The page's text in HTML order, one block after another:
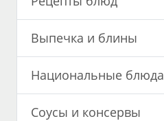
Выпечка и блины
Национальные блюда
Соусы и консервы